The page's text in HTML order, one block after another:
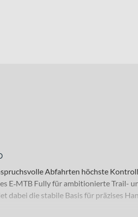
Abfahrten höchste
E‑MTB Fully für ambitionierte Trail-
dabei die stabile Basis für präzises